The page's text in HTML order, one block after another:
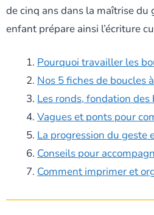
de cinq ans dans la maîtrise du
enfant prépare ainsi l’écriture
Pourquoi travailler les
Nos 5 fiches de boucles
Les ronds, fondation des
Vagues et ponts pour
La progression du geste
Conseils pour
Comment imprimer et